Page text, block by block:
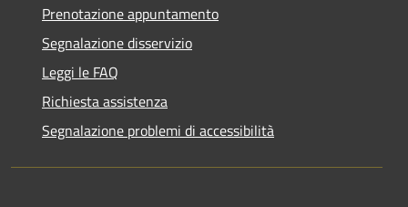
Prenotazione appuntamento
Segnalazione disservizio
Leggi le FAQ
Richiesta assistenza
Segnalazione problemi di accessibilità